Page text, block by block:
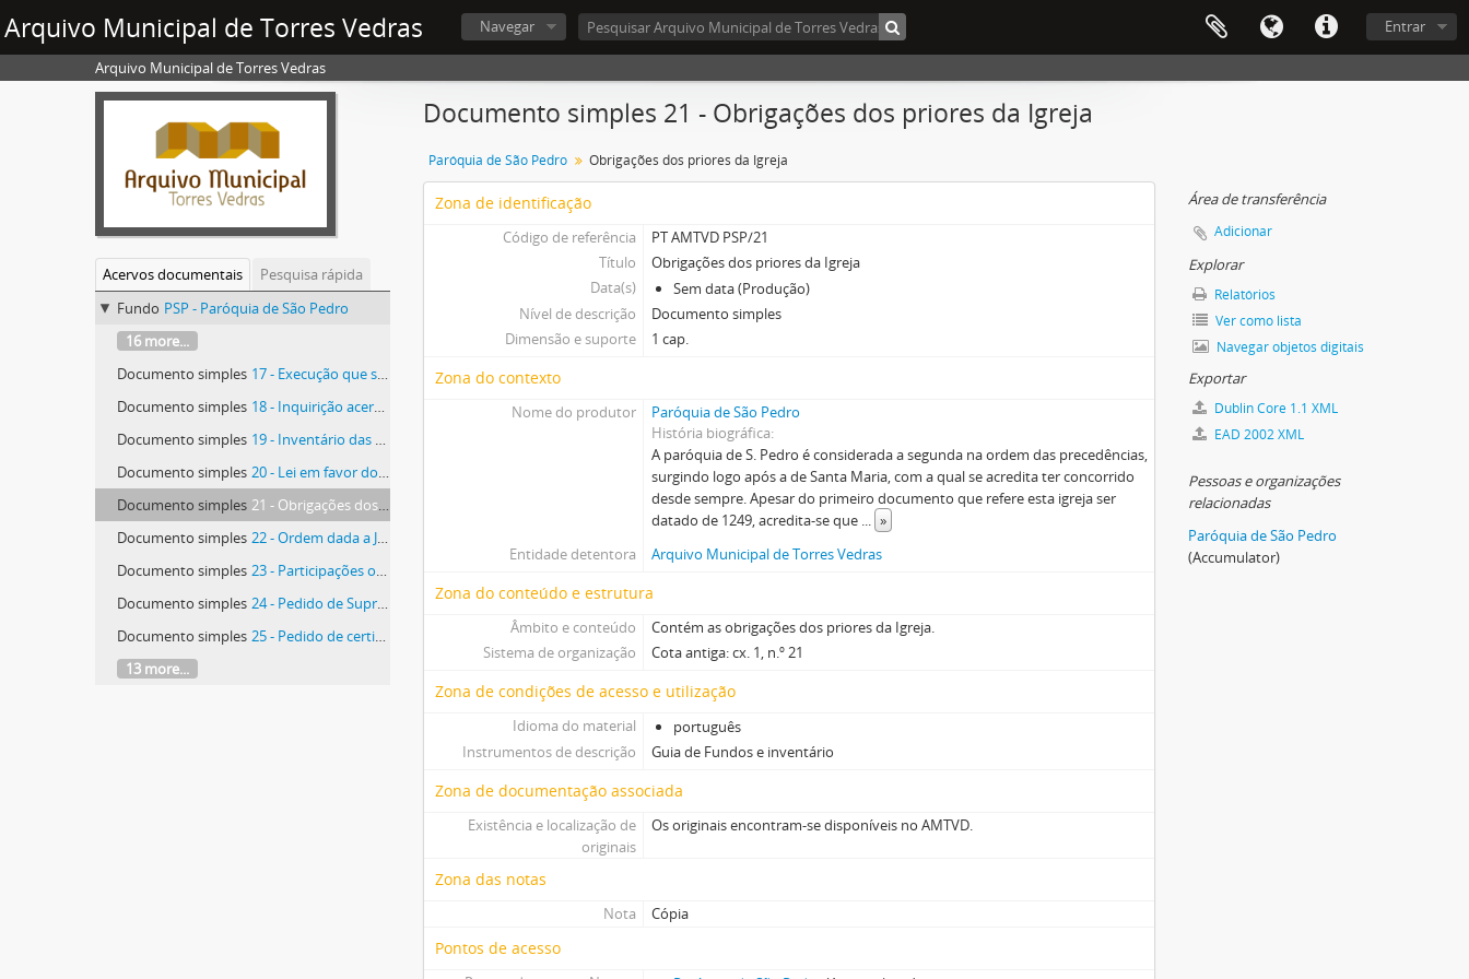
Arquivo Municipal de Torres Vedras Entrar
Navegar
Arquivo Municipal de Torres Vedras
Acervos documentais
Pesquisa rápida
Fundo PSP - Paróquia de São Pedro
16 more...
Documento simples 17 - Execução que se fez nos bens de raiz de Luís Fernandes mercador, morador nesta vila, a requerimento de Guilherme de Abreu
Documento simples 18 - Inquirição acerca dos caseiros desta Igreja haverem de pagar oitavo ao Marquês de Alegrete
Documento simples 19 - Inventário das alfaias da Igreja
Documento simples 20 - Lei em favor dos clérigos sobre os bens eclesiásticos
Documento simples 21 - Obrigações dos priores da Igreja
Documento simples 22 - Ordem dada a Januário José de Carvalho Raposo, prior da Colegiada de São Pedro de Torres Vedras, para que benzesse um serrado junto à ermida de São João anexa à Igreja a fim de nele se sepultarem os soldados do exército francês que faleceram na vila
Documento simples 23 - Participações oficiais de casamento
Documento simples 24 - Pedido de Supressão de Desobriga
Documento simples 25 - Pedido de certidão onde conste do teor do acórdão sobre o requerimento que os beneficiados Nicolau Cabral de Resende e seu irmão Francisco Cabral de Resende fizeram contra João Baptista Bertrand, Prioste da Colegiada
13 more...
Documento simples 21 - Obrigações dos priores da Igreja
Paróquia de São Pedro Obrigações dos priores da Igreja
Zona de identificação
Código de referência
PT AMTVD PSP/21
Título
Obrigações dos priores da Igreja
Data(s)
Sem data (Produção)
Nível de descrição
Documento simples
Dimensão e suporte
1 cap.
Zona do contexto
Nome do produtor
Paróquia de São Pedro
História biográfica
A paróquia de S. Pedro é considerada a segunda na ordem das precedências,
surgindo logo após a de Santa Maria, com a qual se acredita ter concorrido
desde sempre. Apesar do primeiro documento que refere esta igreja ser
datado de 1249, acredita-se que ... »
Entidade detentora
Arquivo Municipal de Torres Vedras
Zona do conteúdo e estrutura
Âmbito e conteúdo
Contém as obrigações dos priores da Igreja.
Sistema de organização
Cota antiga: cx. 1, n.º 21
Zona de condições de acesso e utilização
Idioma do material
português
Instrumentos de descrição
Guia de Fundos e inventário
Zona de documentação associada
Existência e localização de
originais
Os originais encontram-se disponíveis no AMTVD.
Zona das notas
Nota Cópia
Pontos de acesso
Área de transferência
Adicionar
Explorar
Relatórios
Ver como lista
Navegar objetos digitais
Exportar
Dublin Core 1.1 XML
EAD 2002 XML
Pessoas e organizações
relacionadas
Paróquia de São Pedro
(Accumulator)